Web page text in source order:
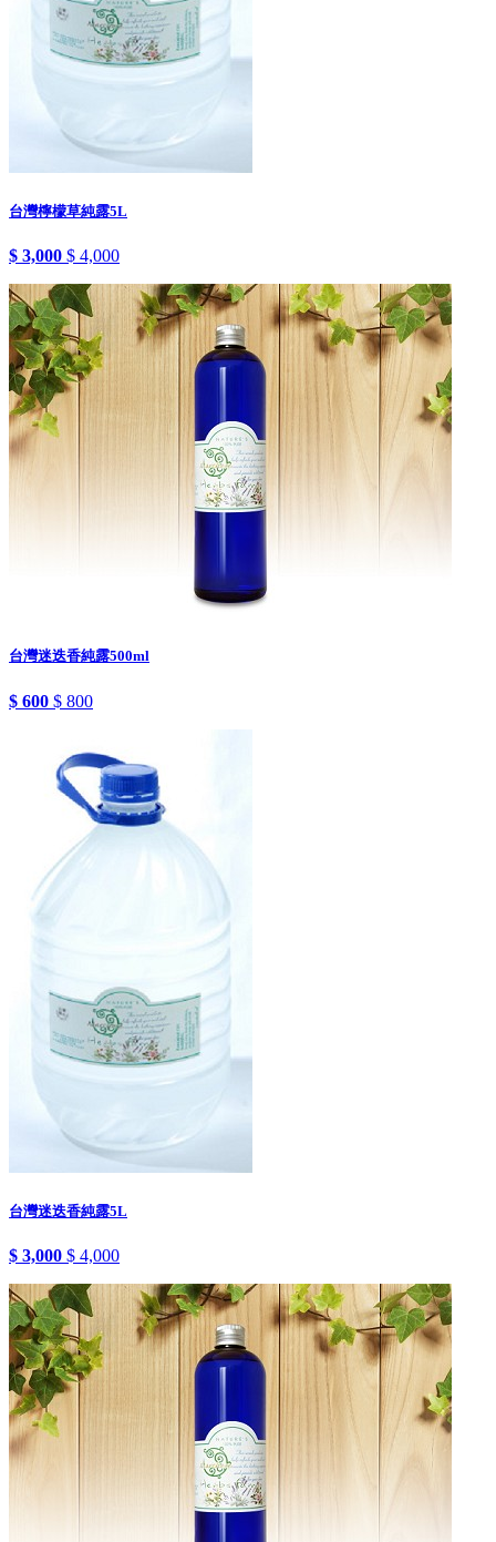
台灣檸檬草純露5L
$ 3,000 $ 4,000
台灣迷迭香純露500ml
$ 600 $ 800
台灣迷迭香純露5L
$ 3,000 $ 4,000